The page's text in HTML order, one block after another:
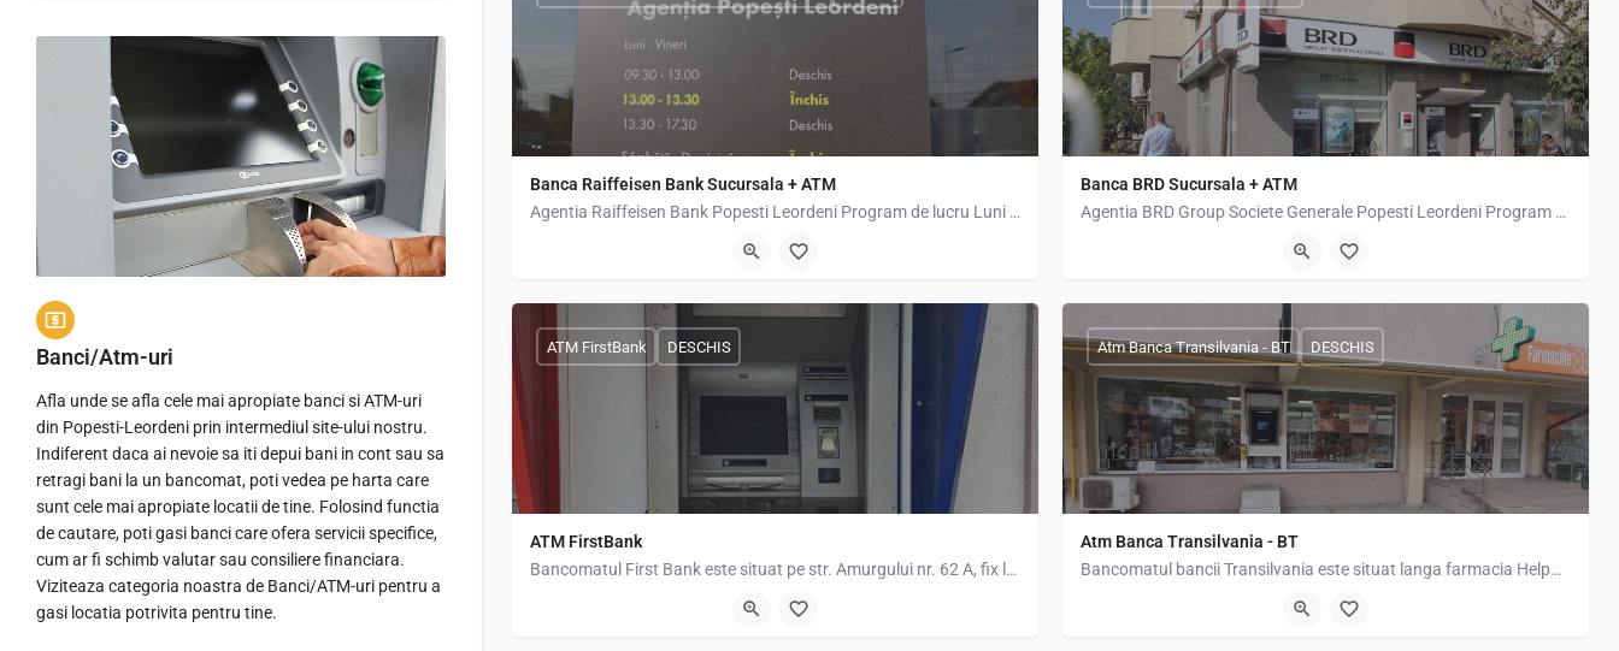
Banci/Atm-uri
Afla unde se afla cele mai apropiate banci si ATM-uri
din Popesti-Leordeni prin intermediul site-ului nostru.
Indiferent daca ai nevoie sa iti depui bani in cont sau sa
retragi bani la un bancomat, poti vedea pe harta care
sunt cele mai apropiate locatii de tine. Folosind functia
de cautare, poti gasi banci care ofera servicii specifice,
cum ar fi schimb valutar sau consiliere financiara.
Viziteaza categoria noastra de Banci/ATM-uri pentru a
gasi locatia potrivita pentru tine.
Banca Raiffeisen Bank Sucursala + ATM
Agentia Raiffeisen Bank Popesti Leordeni Program de lucru Luni 09:30–13:30, 14–17:30 marți…
Șoseaua Olteniței 23, Popești-Leordeni 077160, Romania, 44.38007, 26.16691
Banca BRD Sucursala + ATM
Agentia BRD Group Societe Generale Popesti Leordeni Program de lucru Luni-…
Șoseaua Olteniței 23, Popești-Leordeni 077160, Romania, 44.38008, 26.16694
ATM FirstBank
Bancomatul First Bank este situat pe str. Amurgului nr. 62 A, fix langa Bistro Decan, in apropierea statiei…
Str. Amurgului 62a, Popești-Leordeni 077160, Romania, 44.36779, 26.14635
ATM FirstBank DESCHIS
Atm Banca Transilvania - BT
Bancomatul bancii Transilvania este situat langa farmacia HelpNet de pe strada Popesti-Vest nr. 2
Strada Popești Vest 20, Popesti-Leordeni, Romania, 44.36455, 26.14740
Atm Banca Transilvania - BT DESCHIS